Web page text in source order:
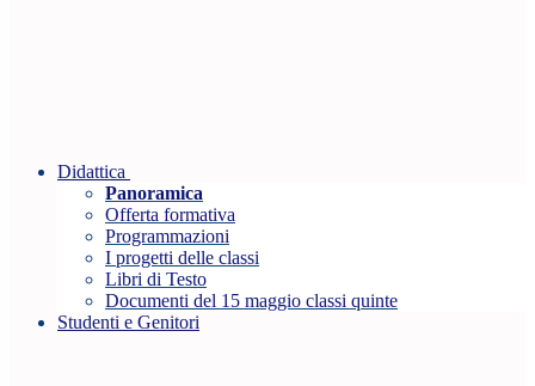
Didattica
Panoramica
Offerta formativa
Programmazioni
I progetti delle classi
Libri di Testo
Documenti del 15 maggio classi quinte
Studenti e Genitori